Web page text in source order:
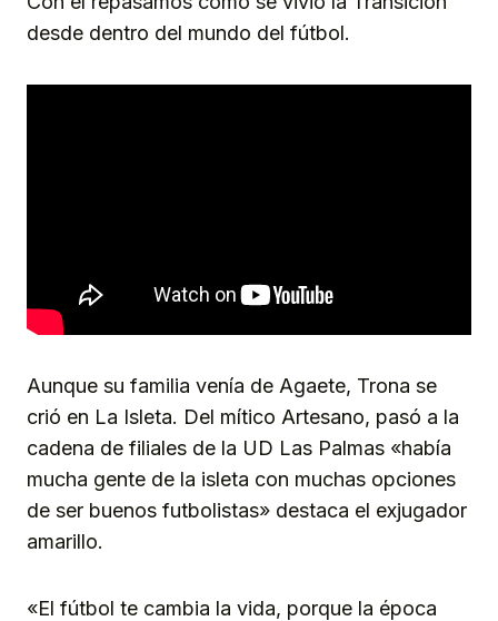
desde dentro del mundo del fútbol.
Aunque su familia venía de Agaete, Trona se
crió en La Isleta. Del mítico Artesano, pasó a la
cadena de filiales de la UD Las Palmas «había
mucha gente de la isleta con muchas opciones
de ser buenos futbolistas» destaca el exjugador
amarillo.
«El fútbol te cambia la vida, porque la época